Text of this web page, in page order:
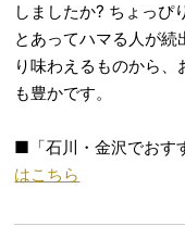
しましたか? ちょっぴ
とあってハマる人が
り味わえるものから
も豊かです。
■「石川・金沢でおす
はこちら